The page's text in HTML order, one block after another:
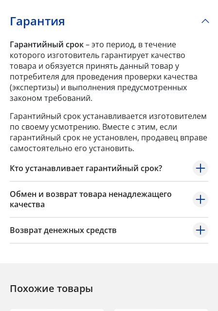
Гарантия
Гарантийный срок– это период, в течение
которого изготовитель гарантирует качество
товара и обязуется принять данный товар у
потребителя для проведения проверки качества
(экспертизы) и выполнения предусмотренных
законом требований.
Гарантийный срок устанавливается изготовителем
по своему усмотрению. Вместе с этим, если
гарантийный срок не установлен, продавец вправе
самостоятельно его установить.
Кто устанавливает гарантийный срок?
Обмен и возврат товара ненадлежащего
качества
Возврат денежных средств
Похожие товары